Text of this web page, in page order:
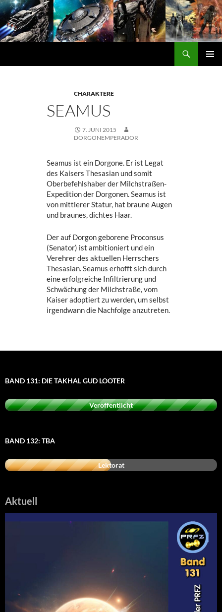
Zum
Inhalt
springen
CHARAKTERE
SEAMUS
7. JUNI 2015
DORGONEMPERADOR
Seamus ist ein Dorgone. Er ist Legat
des Kaisers Thesasian und somit
Oberbefehlshaber der Milchstraßen-
Expedition der Dorgonen. Seamus ist
von mittlerer Statur, hat braune Augen
und braunes, dichtes Haar.
Der auf Dorgon geborene Proconsus
(Senator) ist ambitioniert und ein
Verehrer des aktuellen Herrschers
Thesasian. Seamus erhofft sich durch
eine erfolgreiche Infiltrierung und
Schwächung der Milchstraße, vom
Kaiser adoptiert zu werden, um selbst
irgendwann die Nachfolge anzutreten.
BAND 131: DIE TAKHAL GUD LOOTER
Veröffentlicht
BAND 132: TBA
Lektorat
Aktuell